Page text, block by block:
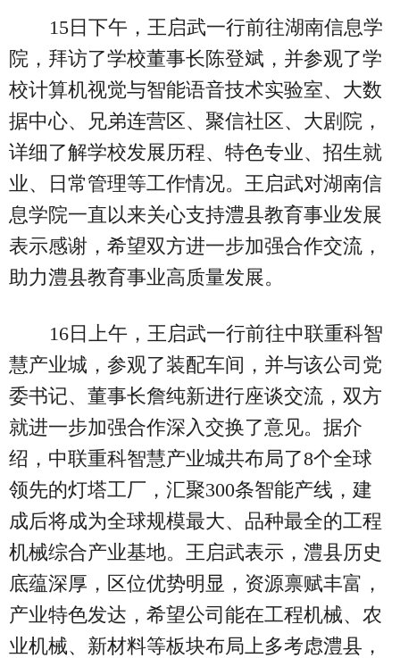
15日下午，王启武一行前往湖南信息学
院，拜访了学校董事长陈登斌，并参观了学
校计算机视觉与智能语音技术实验室、大数
据中心、兄弟连营区、聚信社区、大剧院，
详细了解学校发展历程、特色专业、招生就
业、日常管理等工作情况。王启武对湖南信
息学院一直以来关心支持澧县教育事业发展
表示感谢，希望双方进一步加强合作交流，
助力澧县教育事业高质量发展。
16日上午，王启武一行前往中联重科智
慧产业城，参观了装配车间，并与该公司党
委书记、董事长詹纯新进行座谈交流，双方
就进一步加强合作深入交换了意见。据介
绍，中联重科智慧产业城共布局了8个全球
领先的灯塔工厂，汇聚300条智能产线，建
成后将成为全球规模最大、品种最全的工程
机械综合产业基地。王启武表示，澧县历史
底蕴深厚，区位优势明显，资源禀赋丰富，
产业特色发达，希望公司能在工程机械、农
业机械、新材料等板块布局上多考虑澧县，